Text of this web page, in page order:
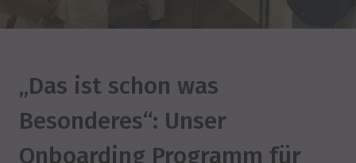
„Das ist schon was
Besonderes“: Unser
Onboarding Programm für